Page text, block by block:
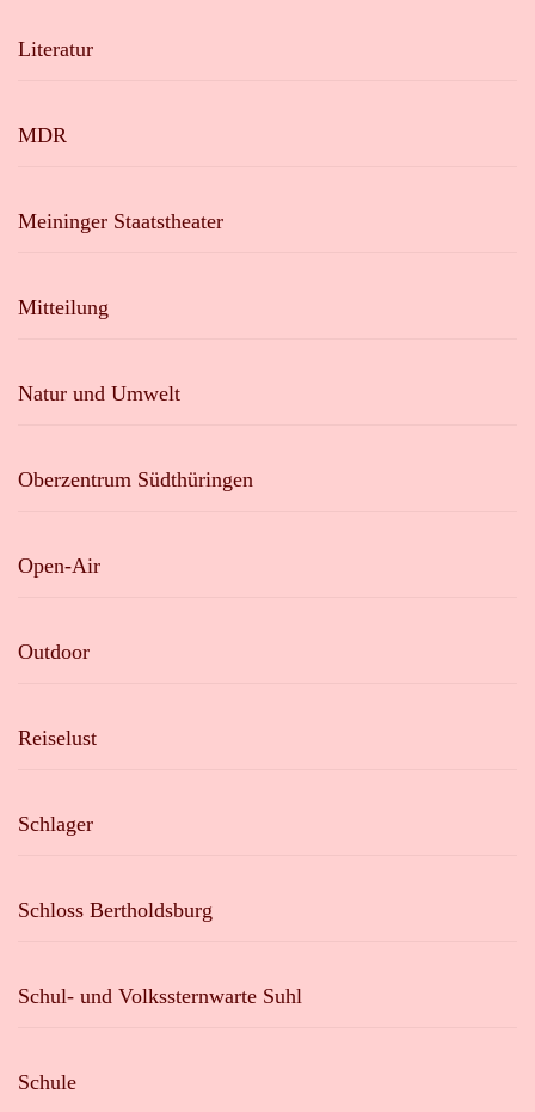
Literatur
MDR
Meininger Staatstheater
Mitteilung
Natur und Umwelt
Oberzentrum Südthüringen
Open-Air
Outdoor
Reiselust
Schlager
Schloss Bertholdsburg
Schul- und Volkssternwarte Suhl
Schule